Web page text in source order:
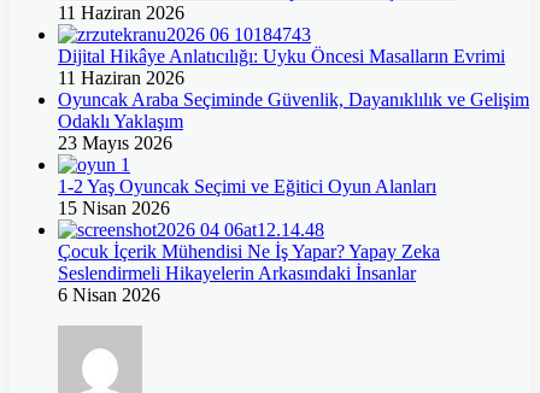
11 Haziran 2026
Dijital Hikâye Anlatıcılığı: Uyku Öncesi Masalların Evrimi
11 Haziran 2026
Oyuncak Araba Seçiminde Güvenlik, Dayanıklılık ve Gelişim
Odaklı Yaklaşım
23 Mayıs 2026
1-2 Yaş Oyuncak Seçimi ve Eğitici Oyun Alanları
15 Nisan 2026
Çocuk İçerik Mühendisi Ne İş Yapar? Yapay Zeka
Seslendirmeli Hikayelerin Arkasındaki İnsanlar
6 Nisan 2026